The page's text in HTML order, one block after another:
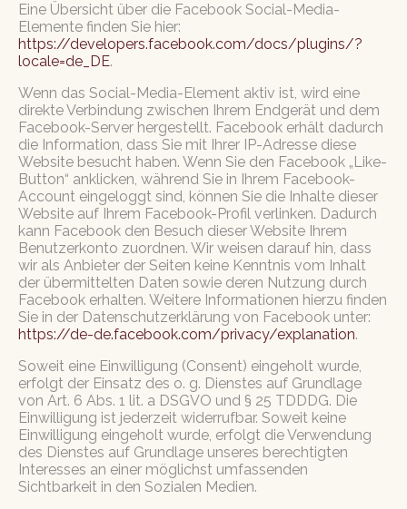
Eine Übersicht über die Facebook Social-Media-
Elemente finden Sie hier:
https://developers.facebook.com/docs/plugins/?
locale=de_DE.
Wenn das Social-Media-Element aktiv ist, wird eine
direkte Verbindung zwischen Ihrem Endgerät und dem
Facebook-Server hergestellt. Facebook erhält dadurch
die Information, dass Sie mit Ihrer IP-Adresse diese
Website besucht haben. Wenn Sie den Facebook „Like-
Button“ anklicken, während Sie in Ihrem Facebook-
Account eingeloggt sind, können Sie die Inhalte dieser
Website auf Ihrem Facebook-Profil verlinken. Dadurch
kann Facebook den Besuch dieser Website Ihrem
Benutzerkonto zuordnen. Wir weisen darauf hin, dass
wir als Anbieter der Seiten keine Kenntnis vom Inhalt
der übermittelten Daten sowie deren Nutzung durch
Facebook erhalten. Weitere Informationen hierzu finden
Sie in der Datenschutzerklärung von Facebook unter:
https://de-de.facebook.com/privacy/explanation.
Soweit eine Einwilligung (Consent) eingeholt wurde,
erfolgt der Einsatz des o. g. Dienstes auf Grundlage
von Art. 6 Abs. 1 lit. a DSGVO und § 25 TDDDG. Die
Einwilligung ist jederzeit widerrufbar. Soweit keine
Einwilligung eingeholt wurde, erfolgt die Verwendung
des Dienstes auf Grundlage unseres berechtigten
Interesses an einer möglichst umfassenden
Sichtbarkeit in den Sozialen Medien.